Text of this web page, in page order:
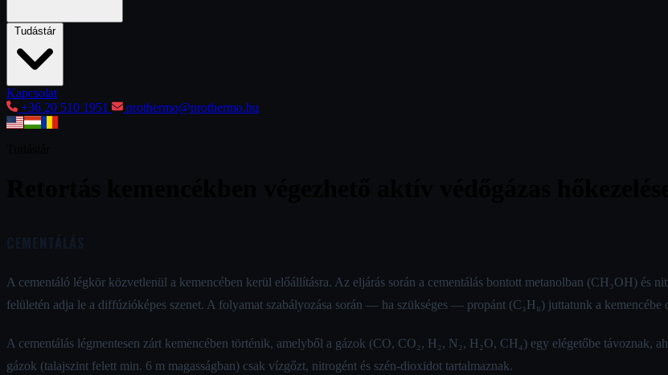
Tudástár
Kapcsolat
+36 20 510 1951
prothermo@prothermo.hu
CEMENTÁLÁS
A cementáló légkör közvetlenül a kemencében kerül előállításra. Az eljárás során a cementálás bontott metanolban (CH₃OH) és
felületén adja le a diffúzióképes szenet. A folyamat szabályozása során — ha szükséges — propánt (C₃H₈) juttatunk a
A cementálás légmentesen zárt kemencében történik, amelyből a gázok (CO, CO₂, H₂, N₂, H₂O, CH₄) egy elégetőbe távoznak,
gázok (talajszint felett min. 6 m magasságban) csak vízgőzt, nitrogént és szén-dioxidot tartalmaznak.